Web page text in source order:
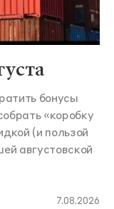
бонусы
«коробку
(и пользой
августовской
7.08.2026